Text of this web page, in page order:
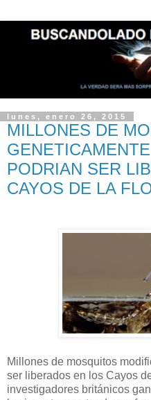
lunes, enero 26, 2015
MILLONES DE
PODRIAN SER
CAYOS DE LA
Millones de mosquitos
ser liberados en los Cayos
investigadores británicos